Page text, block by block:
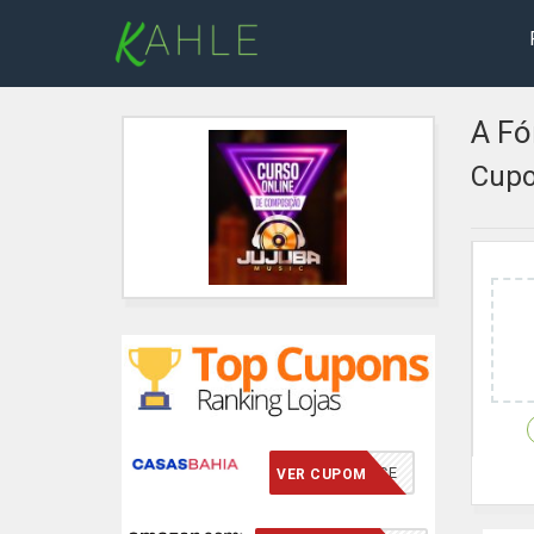
VCMERECE
VER CUPOM
A